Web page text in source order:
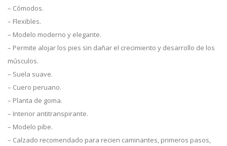
– Cómodos.
– Flexibles.
– Modelo moderno y elegante.
– Permite alojar los pies sin dañar el crecimiento y desarrollo de los
músculos.
– Suela suave.
– Cuero peruano.
– Planta de goma.
– Interior antitranspirante.
– Modelo pibe.
– Calzado recomendado para recien caminantes, primeros pasos,